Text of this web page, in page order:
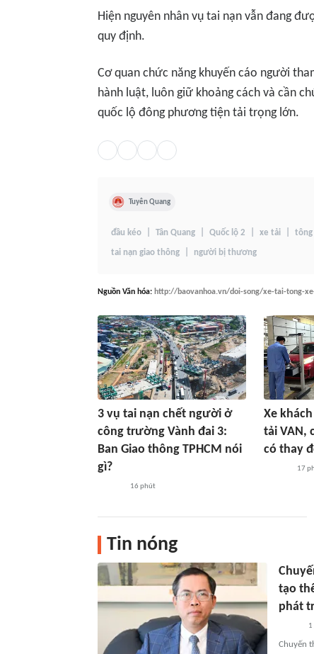
Hiện nguyên nhân vụ tai nạn vẫn đang
quy định.
Cơ quan chức năng khuyến cáo người
hành luật, luôn giữ khoảng cách và cần
quốc lộ đông phương tiện tải trọng lớn.
Tuyên Quang
đầu kéo Tân Quang Quốc lộ 2 xe tải tông
tai nạn giao thông người bị thương
Nguồn Văn hóa: http://baovanhoa.vn/doi-song/xe-tai-tong-
3 vụ tai nạn chết người ở
công trường Vành đai 3:
Ban Giao thông TPHCM nói
gì?
16 phút
Xe
tải VAN,
có thay
17
Tin nóng
tạo
phát
1
Chuyến